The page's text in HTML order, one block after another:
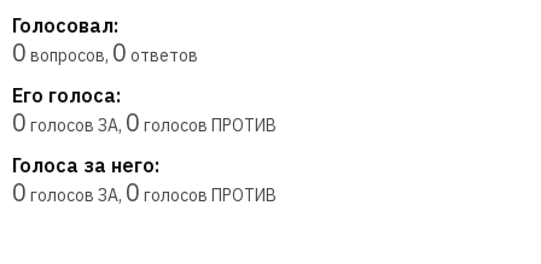
Голосовал:
0 вопросов, 0 ответов
Его голоса:
0 голосов ЗА, 0 голосов ПРОТИВ
Голоса за него:
0 голосов ЗА, 0 голосов ПРОТИВ